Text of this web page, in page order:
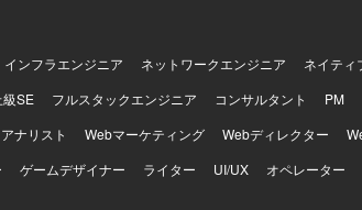
インフラエンジニア ネットワークエンジニア ネイティ
級SE フルスタックエンジニア コンサルタント PM
アナリスト Webマーケティング Webディレクター
ゲームデザイナー ライター UI/UX オペレーター